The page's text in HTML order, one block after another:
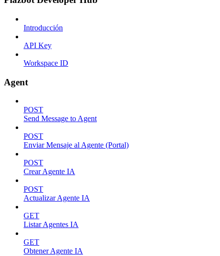
Introducción
API Key
Workspace ID
Agent
POST
Send Message to Agent
POST
Enviar Mensaje al Agente (Portal)
POST
Crear Agente IA
POST
Actualizar Agente IA
GET
Listar Agentes IA
GET
Obtener Agente IA